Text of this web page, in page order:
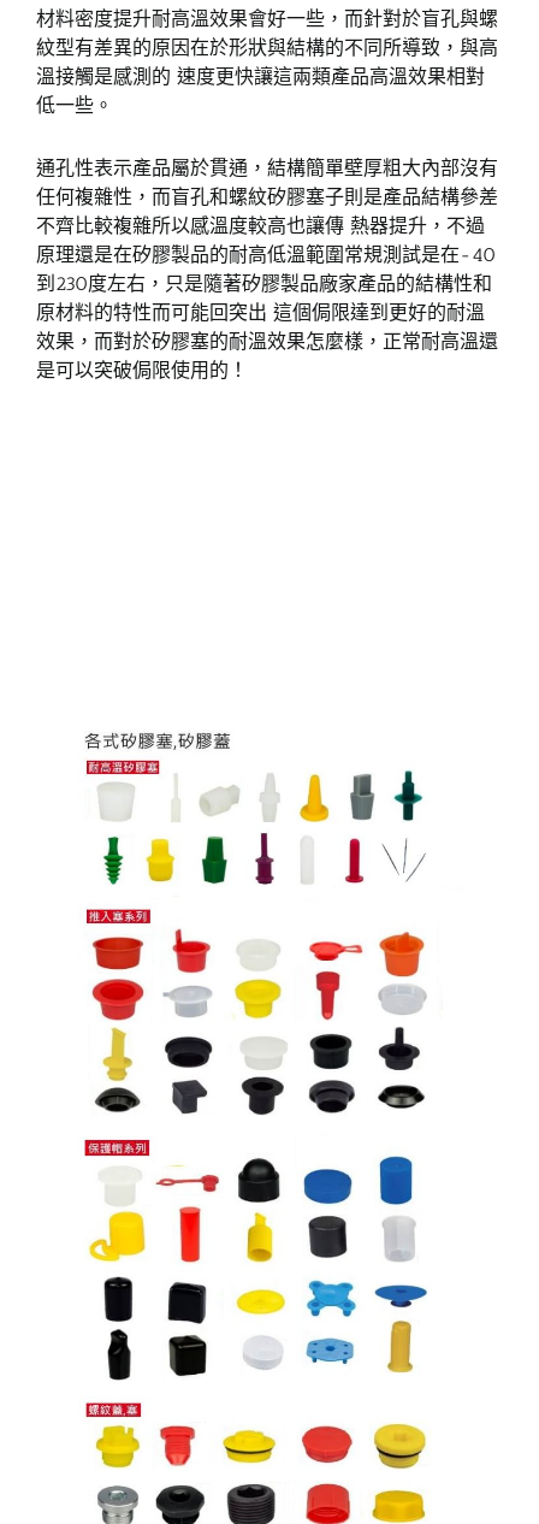
材料密度提升耐高溫效果會好一些，而針對於盲孔與螺
紋型有差異的原因在於形狀與結構的不同所導致，與高
溫接觸是感測的 速度更快讓這兩類產品高溫效果相對
低一些。
通孔性表示產品屬於貫通，結構簡單壁厚粗大內部沒有
任何複雜性，而盲孔和螺紋矽膠塞子則是產品結構參差
不齊比較複雜所以感溫度較高也讓傳 熱器提升，不過
原理還是在矽膠製品的耐高低溫範圍常規測試是在-40
到230度左右，只是隨著矽膠製品廠家產品的結構性和
原材料的特性而可能回突出 這個侷限達到更好的耐溫
效果，而對於矽膠塞的耐溫效果怎麼樣，正常耐高溫還
是可以突破侷限使用的！